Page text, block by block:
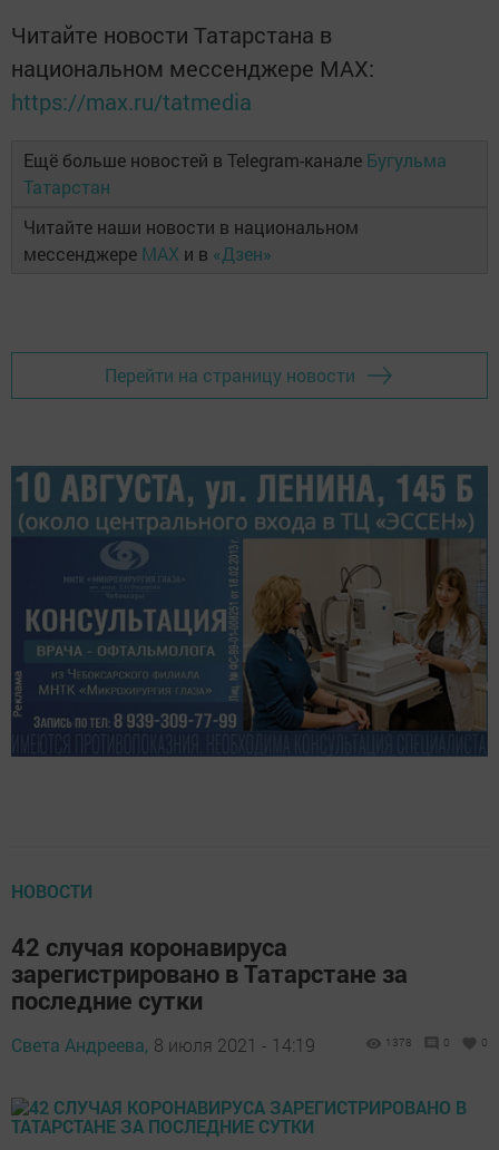
Читайте новости Татарстана в
национальном мессенджере MАХ:
https://max.ru/tatmedia
Ещё больше новостей в Telegram-канале Бугульма
Татарстан
Читайте наши новости в национальном
мессенджере MAX и в «Дзен»
Перейти на страницу новости
НОВОСТИ
42 случая коронавируса
зарегистрировано в Татарстане за
последние сутки
Света Андреева, 8 июля 2021 - 14:19 1378 0 0